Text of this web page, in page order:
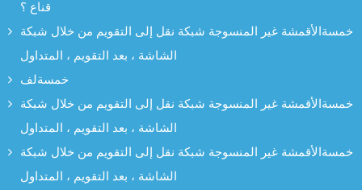
قناع ؟
خمسةالأقمشة غير المنسوجة شبكة نقل إلى التقويم من خلال شبكة
الشاشة ، بعد التقويم ، المتداول
خمسةلف
خمسةالأقمشة غير المنسوجة شبكة نقل إلى التقويم من خلال شبكة
الشاشة ، بعد التقويم ، المتداول
خمسةالأقمشة غير المنسوجة شبكة نقل إلى التقويم من خلال شبكة
الشاشة ، بعد التقويم ، المتداول